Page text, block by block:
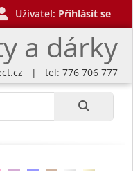
a dárky
Uživatel: Přihlásit se
| tel: 776 706 777